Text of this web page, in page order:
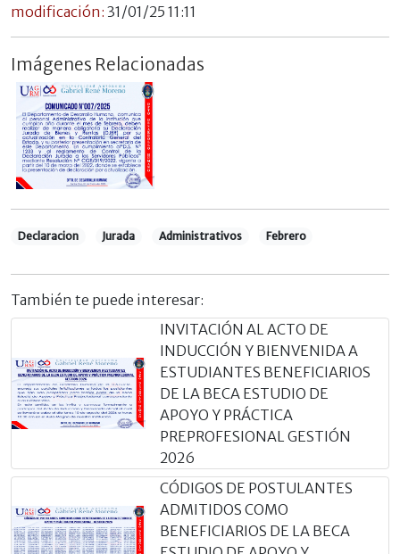
modificación: 31/01/25 11:11
Imágenes Relacionadas
Declaracion Jurada Administrativos Febrero
También te puede interesar:
INVITACIÓN AL ACTO DE
INDUCCIÓN Y BIENVENIDA A
ESTUDIANTES BENEFICIARIOS
DE LA BECA ESTUDIO DE
APOYO Y PRÁCTICA
PREPROFESIONAL GESTIÓN
2026
CÓDIGOS DE POSTULANTES
ADMITIDOS COMO
BENEFICIARIOS DE LA BECA